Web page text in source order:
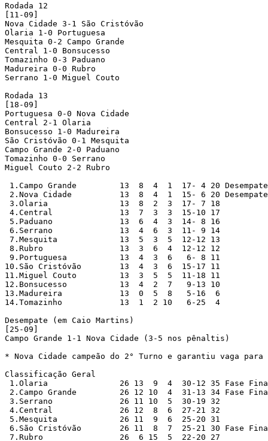
Rodada 12
[11-09]
Nova Cidade 3-1 São Cristóvão
Olaria 1-0 Portuguesa
Mesquita 0-2 Campo Grande
Central 1-0 Bonsucesso
Tomazinho 0-3 Paduano
Madureira 0-0 Rubro
Serrano 1-0 Miguel Couto
Rodada 13
[18-09]
Portuguesa 0-0 Nova Cidade
Central 2-1 Olaria
Bonsucesso 1-0 Madureira
São Cristóvão 0-1 Mesquita
Campo Grande 2-0 Paduano
Tomazinho 0-0 Serrano
Miguel Couto 2-2 Rubro
1.Campo Grande		13  8  4  1  17- 4 20 Desempate
2.Nova Cidade		13  8  4  1  15- 6 20 Desempate
3.Olaria		13  8  2  3  17- 7 18
4.Central		13  7  3  3  15-10 17
5.Paduano		13  6  4  3  14- 8 16
6.Serrano		13  4  6  3  11- 9 14
7.Mesquita		13  5  3  5  12-12 13
8.Rubro		13  3  6  4  12-12 12
9.Portuguesa		13  4  3  6   6- 8 11
10.São Cristóvão	13  4  3  6  15-17 11
11.Miguel Couto		13  3  5  5  11-18 11
12.Bonsucesso		13  4  2  7   9-13 10
13.Madureira		13  0  5  8   5-16  6
14.Tomazinho		13  1  2 10   6-25  4
Desempate (em Caio Martins)
[25-09]
Campo Grande 1-1 Nova Cidade (3-5 nos pênaltis)
* Nova Cidade campeão do 2° Turno e garantiu vaga
Classificação Geral
1.Olaria		26 13  9  4  30-12 35 Fase Final (Classificação Geral)
2.Campo Grande		26 12 10  4  31-13 34 Fase Final (Classificação Geral)
3.Serrano		26 11 10  5  30-19 32
4.Central		26 12  8  6  27-21 32
5.Mesquita		26 11  9  6  25-20 31
6.São Cristóvão	26 11  8  7  25-21 30 Fase Final (Campeão do 1º Turno)
7.Rubro		26  6 15  5  22-20 27